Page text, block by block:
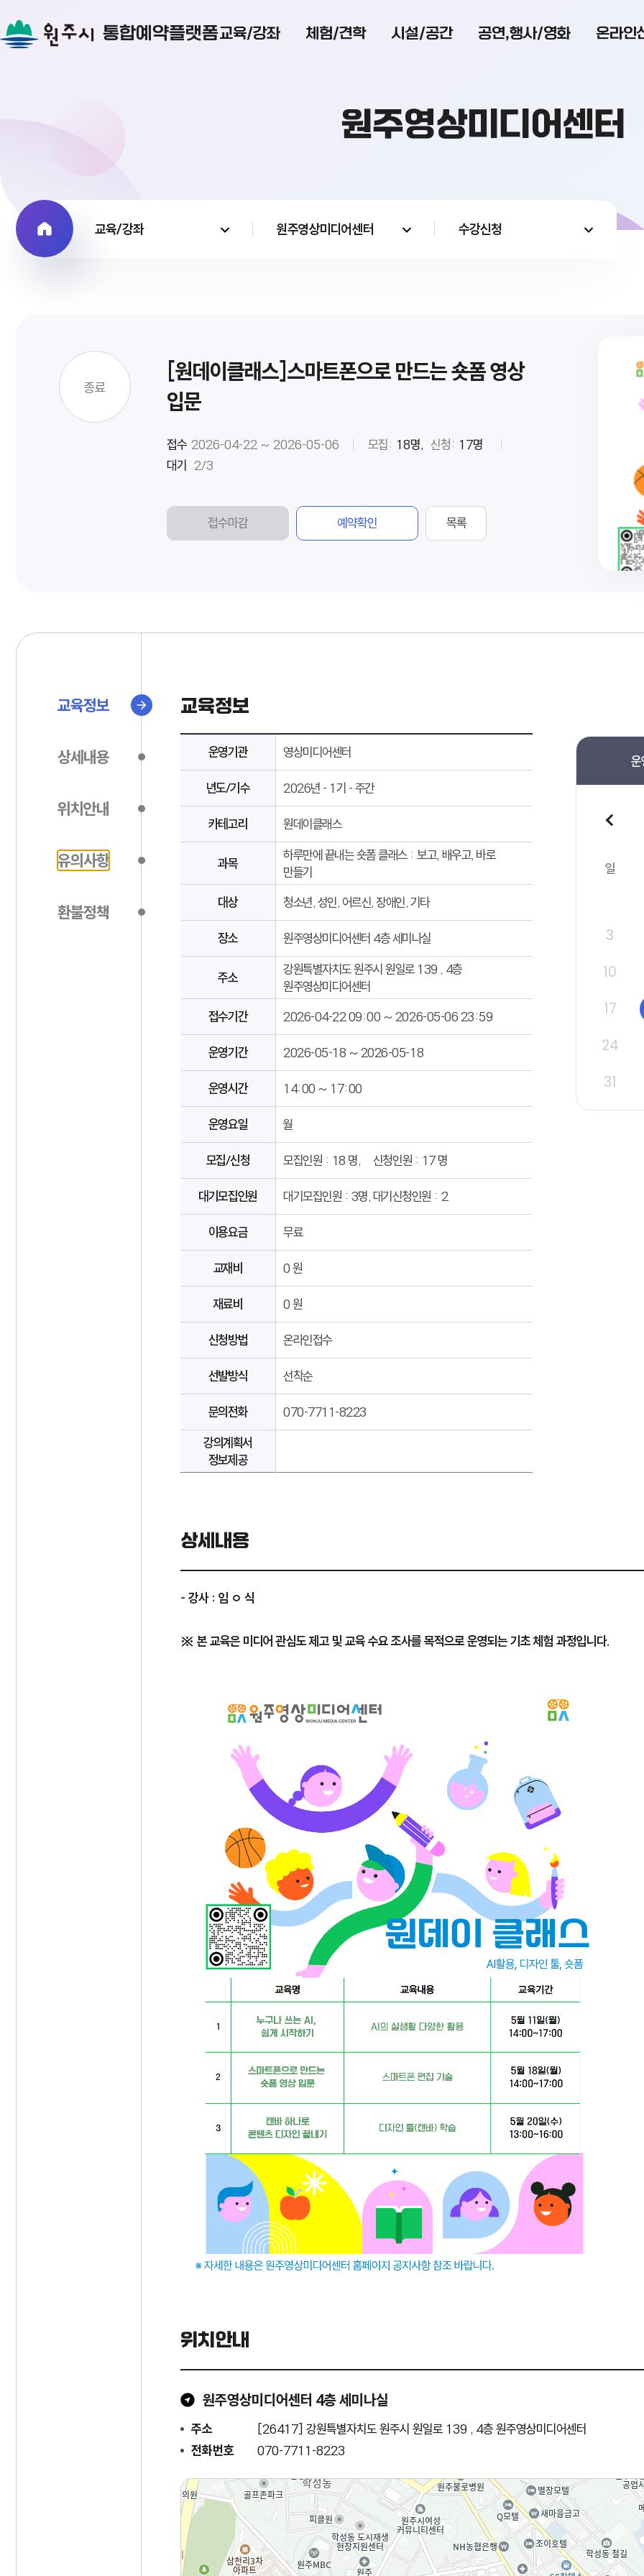
통합예약플랫폼교육/강좌 체험/견학 시설/공간 공연,행사/영화 온라인
원주영상미디어센터
교육/강좌 원주영상미디어센터 수강신청
종료
[원데이클래스]스마트폰으로 만드는 숏폼 영상
입문
접수 2026-04-22 ~ 2026-05-06 모집: 18명, 신청: 17명
대기 2/3
접수마감 예약확인 목록
교육정보
상세내용
위치안내
유의사항
환불정책
교육정보
운영기관 영상미디어센터
년도/기수 2026년 - 1기 - 주간
카테고리 원데이클래스
과목
하루만에 끝내는 숏폼 클래스 : 보고, 배우고, 바로
만들기
대상
청소년, 성인, 어르신, 장애인, 기타
장소 원주영상미디어센터 4층 세미나실
주소
강원특별자치도 원주시 원일로 139 , 4층
원주영상미디어센터
접수기간
2026-04-22 09:00 ~ 2026-05-06 23:59
운영기간 2026-05-18 ~ 2026-05-18
운영시간 14:00 ~ 17:00
운영요일 월
모집/신청 모집인원 : 18 명, 신청인원 : 17 명
대기모집인원 대기모집인원 : 3명, 대기신청인원 : 2
이용요금 무료
교재비 0 원
재료비 0 원
신청방법 온라인접수
선발방식 선착순
문의전화
070-7711-8223
강의계획서
정보제공
일
3
10
17
24
31
상세내용
- 강사 : 임 ㅇ 식
※ 본 교육은 미디어 관심도 제고 및 교육 수요 조사를 목적으로 운영되는 기초 체험 과정입니다.
위치안내
원주영상미디어센터 4층 세미나실
주소
[26417] 강원특별자치도 원주시 원일로 139 , 4층 원주영상미디어센터
전화번호
070-7711-8223